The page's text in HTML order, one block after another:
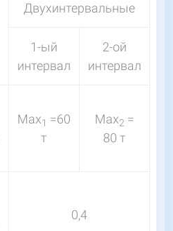
Двухинтервальные
1-ый
интервал
2-ой
интервал
Мах1 =60
т
Мах2 =
80 т
0,4